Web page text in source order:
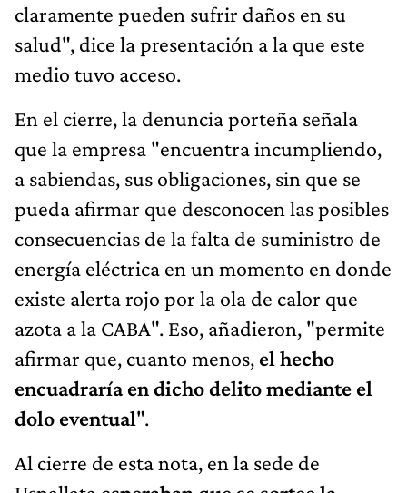
claramente pueden sufrir daños en su
salud", dice la presentación a la que este
medio tuvo acceso.
En el cierre, la denuncia porteña señala
que la empresa "encuentra incumpliendo,
a sabiendas, sus obligaciones, sin que se
pueda afirmar que desconocen las posibles
consecuencias de la falta de suministro de
energía eléctrica en un momento en donde
existe alerta rojo por la ola de calor que
azota a la CABA". Eso, añadieron, "permite
afirmar que, cuanto menos, el hecho
encuadraría en dicho delito mediante el
dolo eventual".
Al cierre de esta nota, en la sede de